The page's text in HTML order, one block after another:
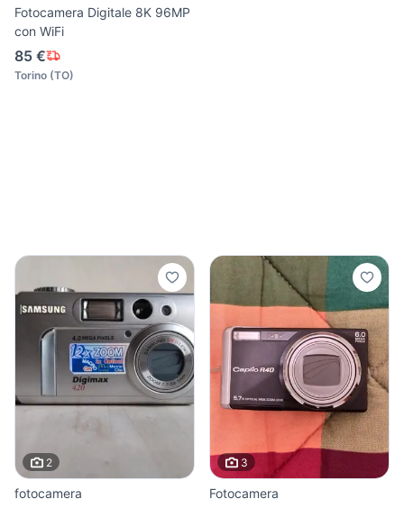
Fotocamera Digitale 8K 96MP
con WiFi
85 €
Torino (TO)
2
fotocamera
3
Fotocamera